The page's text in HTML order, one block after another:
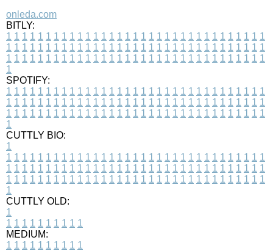
onleda.com
BITLY:
1 1 1 1 1 1 1 1 1 1 1 1 1 1 1 1 1 1 1 1 1 1 1 1 1 1 1 1 1 1 1 1 1
1 1 1 1 1 1 1 1 1 1 1 1 1 1 1 1 1 1 1 1 1 1 1 1 1 1 1 1 1 1 1 1 1
1 1 1 1 1 1 1 1 1 1 1 1 1 1 1 1 1 1 1 1 1 1 1 1 1 1 1 1 1 1 1 1 1
1
SPOTIFY:
1 1 1 1 1 1 1 1 1 1 1 1 1 1 1 1 1 1 1 1 1 1 1 1 1 1 1 1 1 1 1 1 1
1 1 1 1 1 1 1 1 1 1 1 1 1 1 1 1 1 1 1 1 1 1 1 1 1 1 1 1 1 1 1 1 1
1 1 1 1 1 1 1 1 1 1 1 1 1 1 1 1 1 1 1 1 1 1 1 1 1 1 1 1 1 1 1 1 1
1
CUTTLY BIO:
1
1 1 1 1 1 1 1 1 1 1 1 1 1 1 1 1 1 1 1 1 1 1 1 1 1 1 1 1 1 1 1 1 1
1 1 1 1 1 1 1 1 1 1 1 1 1 1 1 1 1 1 1 1 1 1 1 1 1 1 1 1 1 1 1 1 1
1 1 1 1 1 1 1 1 1 1 1 1 1 1 1 1 1 1 1 1 1 1 1 1 1 1 1 1 1 1 1 1 1
1
CUTTLY OLD:
1
1 1 1 1 1 1 1 1 1 1
MEDIUM:
1 1 1 1 1 1 1 1 1 1